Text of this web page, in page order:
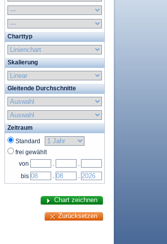
Charttyp
Skalierung
Gleitende Durchschnitte
Zeitraum
Standard
frei gewählt
von
.
.
bis
. .